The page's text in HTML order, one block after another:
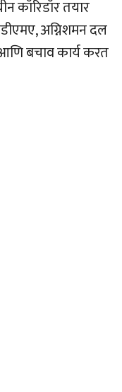
कॉरिडॉर तयार
अग्निशमन दल
बचाव कार्य करत